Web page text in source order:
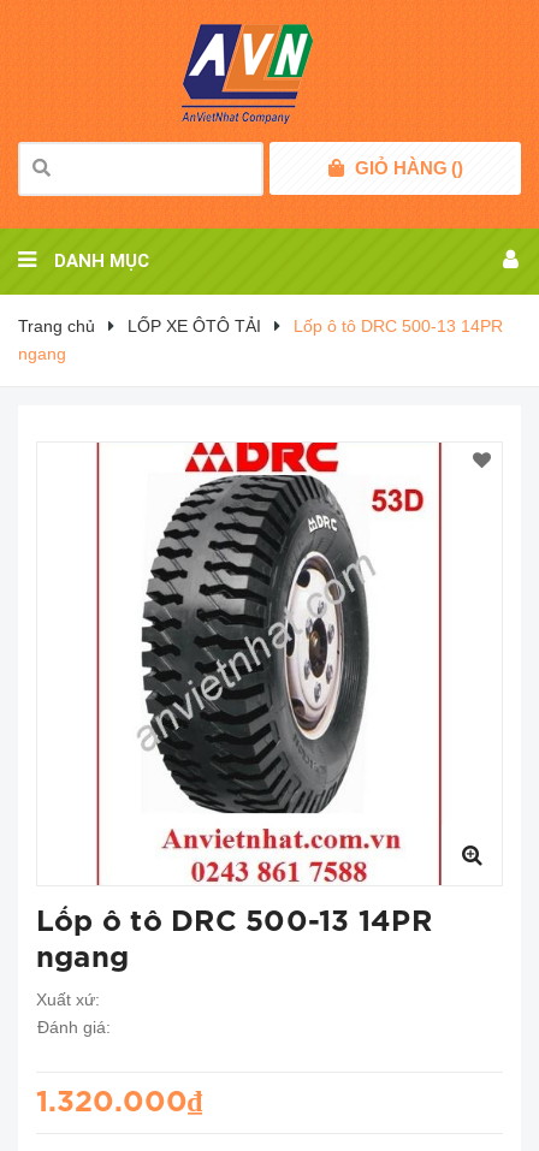
GIỎ HÀNG ()
DANH MỤC
Trang chủ LỐP XE ÔTÔ TẢI
Lốp ô tô DRC 500-13 14PR
ngang
Lốp ô tô DRC 500-13 14PR
ngang
Xuất xứ:
Đánh giá:
1.320.000₫